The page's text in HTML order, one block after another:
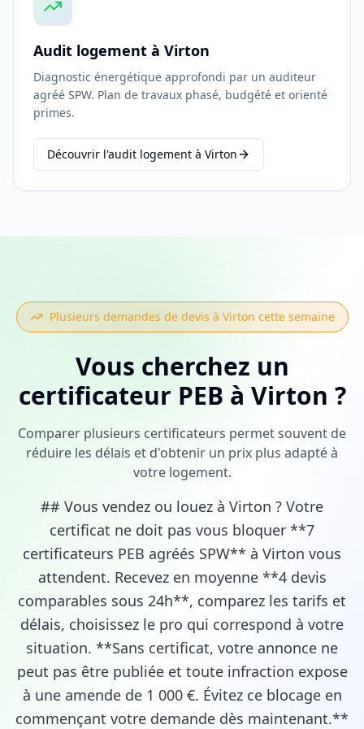
Audit logement à Virton
Diagnostic énergétique approfondi par un auditeur
agréé SPW. Plan de travaux phasé, budgété et orienté
primes.
Découvrir l'audit logement à Virton
Plusieurs demandes de devis à Virton cette semaine
Vous cherchez un
certificateur PEB à Virton ?
Comparer plusieurs certificateurs permet souvent de
réduire les délais et d'obtenir un prix plus adapté à
votre logement.
## Vous vendez ou louez à Virton ? Votre
certificat ne doit pas vous bloquer **7
certificateurs PEB agréés SPW** à Virton vous
attendent. Recevez en moyenne **4 devis
comparables sous 24h**, comparez les tarifs et
délais, choisissez le pro qui correspond à votre
situation. **Sans certificat, votre annonce ne
peut pas être publiée et toute infraction expose
à une amende de 1 000 €. Évitez ce blocage en
commençant votre demande dès maintenant.**